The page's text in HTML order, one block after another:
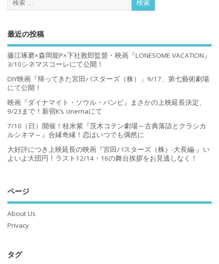
最近の投稿
藤江琢磨×森岡龍P×下社敦郎監督・映画『LONESOME VACATION』
3/10シネマスコーレにて公開！
DIY映画『帰ってきた宮田バスターズ（株）」9/17、第七藝術劇場
にて公開！
映画『ダイナマイト・ソウル・バンビ』まさかの上映延長決定、
9/23まで！新宿K’s cinemaにて
7/10（日）開催！桂米紫『茨木コテン劇場～古典落語とクラシカ
ルシネマ～』合縁奇縁！恋はいつでも偶然に
大好評につき上映延長の映画『宮田バスターズ（株）-大長編-』い
よいよ大団円！ラスト12/14・16の舞台挨拶をお見逃しなく！
ページ
About Us
Privacy
タグ